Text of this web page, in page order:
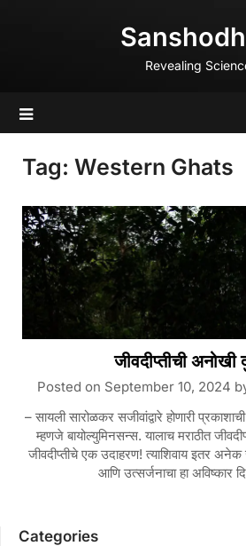
Revealing
Tag: Western Ghats
जीवदीप्तीची अनोखी
Posted on September 10, 2024
– सायली सारोळकर सजीवांद्वारे होणारी
म्हणजे बायोल्युमिनसन्स. यालाच मराठीत
जीवदीप्तीचे एक उदाहरण! त्याशिवाय इतर अनेक
आणि उत्सर्जनाचा हा अविष्कार
Categories